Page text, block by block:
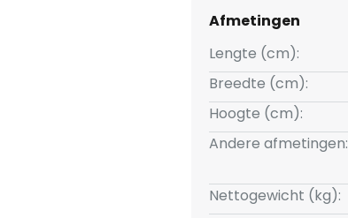
armatuur in
perfect in
is ideaal voor
geeft uw kamer
Afmetingen
Lengte (cm):
Breedte (cm):
Hoogte (cm):
Andere afmetingen:
Nettogewicht (kg):